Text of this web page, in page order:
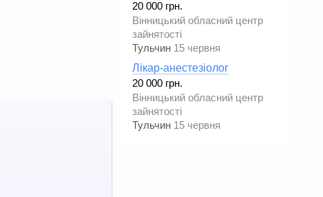
20 000 грн.
Вінницький обласний центр
зайнятості
Тульчин 15 червня
Лікар-анестезіолог
20 000 грн.
Вінницький обласний центр
зайнятості
Тульчин 15 червня